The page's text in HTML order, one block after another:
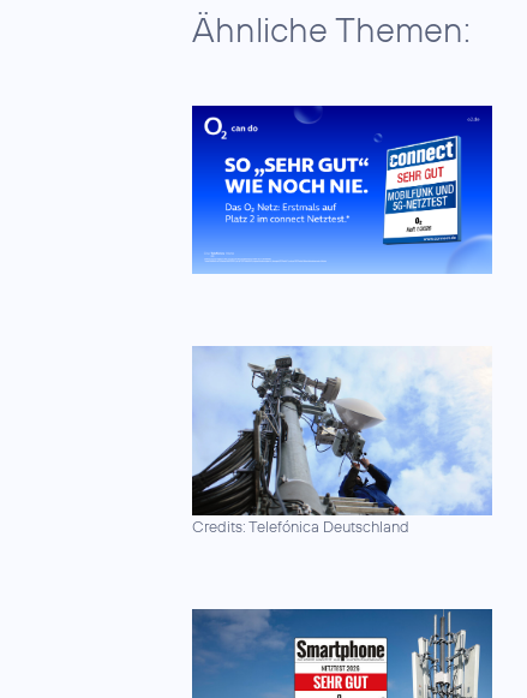
Ähnliche Themen:
Credits: Telefónica Deutschland